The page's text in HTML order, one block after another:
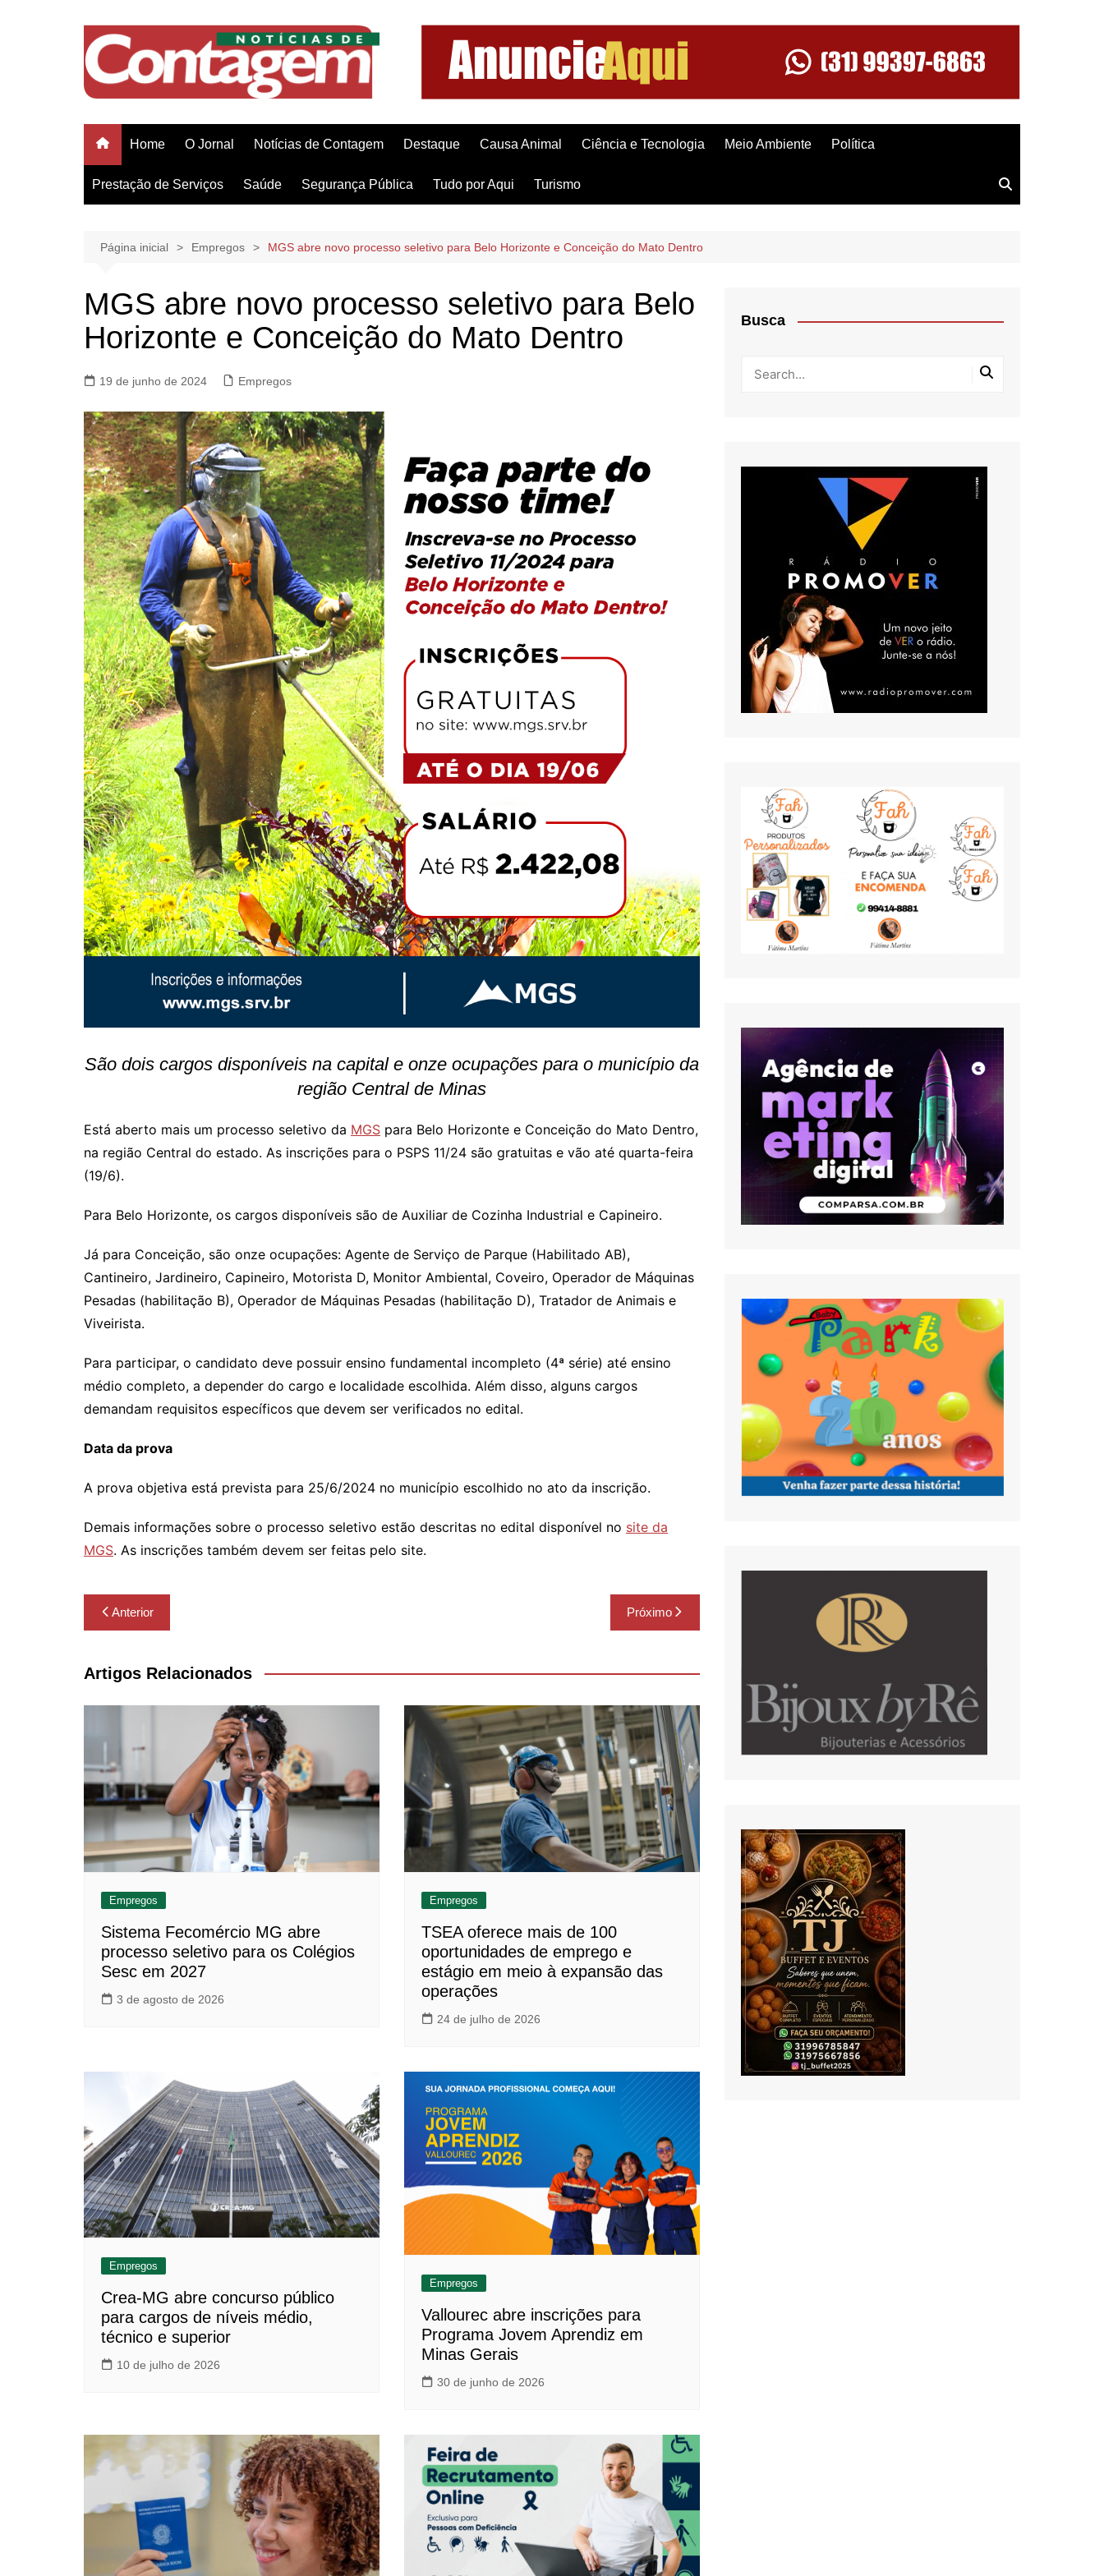
Home O Jornal Notícias de Contagem Destaque Causa Animal Ciência e Tecnologia Meio Ambiente Política
Prestação de Serviços Saúde Segurança Pública Tudo por Aqui Turismo
Página inicial Empregos MGS abre novo processo seletivo para Belo Horizonte e Conceição do Mato Dentro
MGS abre novo processo seletivo para Belo
Horizonte e Conceição do Mato Dentro
19 de junho de 2024 Empregos
São dois cargos disponíveis na capital e onze ocupações para o município da
região Central de Minas
Está aberto mais um processo seletivo da MGS para Belo Horizonte e Conceição do Mato Dentro,
na região Central do estado. As inscrições para o PSPS 11/24 são gratuitas e vão até quarta-feira
(19/6).
Para Belo Horizonte, os cargos disponíveis são de Auxiliar de Cozinha Industrial e Capineiro.
Já para Conceição, são onze ocupações: Agente de Serviço de Parque (Habilitado AB),
Cantineiro, Jardineiro, Capineiro, Motorista D, Monitor Ambiental, Coveiro, Operador de Máquinas
Pesadas (habilitação B), Operador de Máquinas Pesadas (habilitação D), Tratador de Animais e
Viveirista.
Para participar, o candidato deve possuir ensino fundamental incompleto (4ª série) até ensino
médio completo, a depender do cargo e localidade escolhida. Além disso, alguns cargos
demandam requisitos específicos que devem ser verificados no edital.
Data da prova
A prova objetiva está prevista para 25/6/2024 no município escolhido no ato da inscrição.
Demais informações sobre o processo seletivo estão descritas no edital disponível no site da
MGS. As inscrições também devem ser feitas pelo site.
Navegação
de
Post
Anterior Próximo
Artigos Relacionados
Empregos
Sistema Fecomércio MG abre
processo seletivo para os Colégios
Sesc em 2027
3 de agosto de 2026
Empregos
TSEA oferece mais de 100
oportunidades de emprego e
estágio em meio à expansão das
operações
24 de julho de 2026
Empregos
Crea-MG abre concurso público
para cargos de níveis médio,
técnico e superior
10 de julho de 2026
Empregos
Vallourec abre inscrições para
Programa Jovem Aprendiz em
Minas Gerais
30 de junho de 2026
Busca